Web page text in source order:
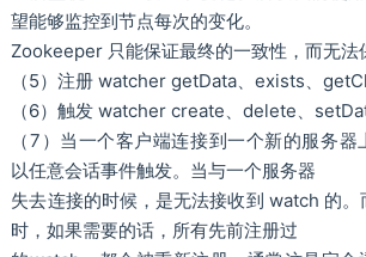
望能够监控到节点每次的变化。
Zookeeper 只能保证最终的一致性，而无法
（5）注册 watcher getData、exists、
（6）触发 watcher create、delete、
（7）当一个客户端连接到一个新的服务
以任意会话事件触发。当与一个服务器
失去连接的时候，是无法接收到 watch 的
时，如果需要的话，所有先前注册过